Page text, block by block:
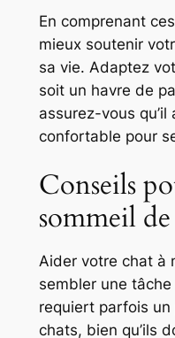
En comprenant
mieux soutenir
sa vie. Adaptez
soit un havre de
assurez-vous
confortable pour
Conseils
sommeil
Aider votre chat à
sembler une
requiert parfois
chats, bien qu’ils